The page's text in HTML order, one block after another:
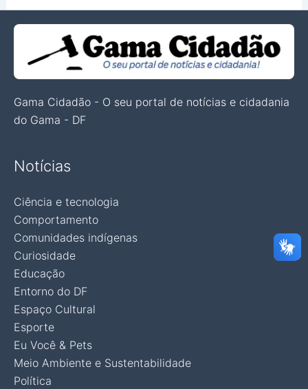
Gama Cidadão - O seu portal de notícias e cidadania
do Gama - DF
Notícias
Ciência e tecnologia
Comportamento
Comunidades indígenas
Curiosidade
Educação
Entorno do DF
Espaço Cultural
Esporte
Eu Você & Pets
Meio Ambiente e Sustentabilidade
Política